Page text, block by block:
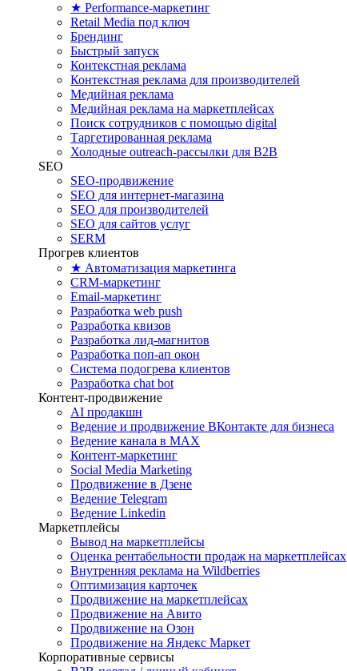
★ Performance-маркетинг
Retail Media под ключ
Брендинг
Быстрый запуск
Контекстная реклама
Контекстная реклама для производителей
Медийная реклама
Медийная реклама на маркетплейсах
Поиск сотрудников с помощью digital
Таргетированная реклама
Холодные outreach-рассылки для B2B
SEO
SEO-продвижение
SEO для интернет-магазина
SEO для производителей
SEO для сайтов услуг
SERM
Прогрев клиентов
★ Автоматизация маркетинга
CRM-маркетинг
Email-маркетинг
Разработка web push
Разработка квизов
Разработка лид-магнитов
Разработка поп-ап окон
Система подогрева клиентов
Разработка chat bot
Контент-продвижение
AI продакшн
Ведение и продвижение ВКонтакте для бизнеса
Ведение канала в MAX
Контент-маркетинг
Social Media Marketing
Продвижение в Дзене
Ведение Telegram
Ведение Linkedin
Маркетплейсы
Вывод на маркетплейсы
Оценка рентабельности продаж на маркетплейсах
Внутренняя реклама на Wildberries
Оптимизация карточек
Продвижение на маркетплейсах
Продвижение на Авито
Продвижение на Озон
Продвижение на Яндекс Маркет
Корпоративные сервисы